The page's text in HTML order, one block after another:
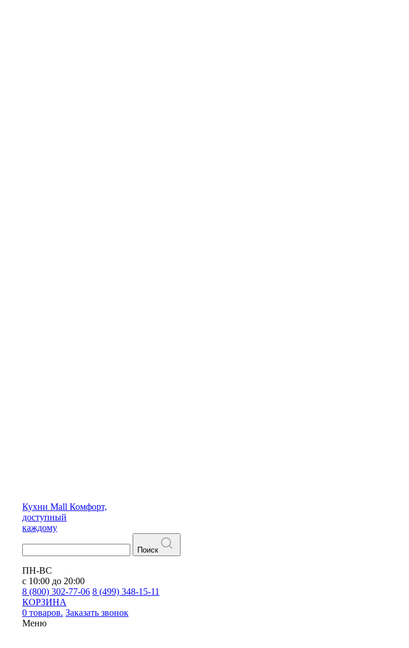
Кухни Mall Комфорт,
доступный
каждому
Поиск
ПН-ВС
с 10:00 до 20:00
8 (800) 302-77-06 8 (499) 348-15-11
КОРЗИНА
0 товаров. Заказать звонок
Меню